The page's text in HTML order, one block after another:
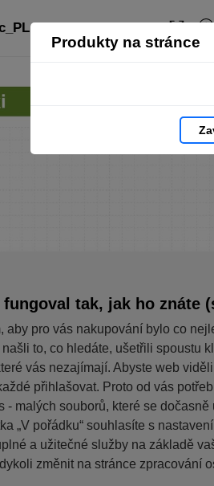
Produkty na stránce
strana 36
fungoval tak, jak ho znáte
aby pro vás nakupování bylo co
to, co hledáte, ušetřili spoustu
vás nezajímají. Abyste web
přihlašovat. Proto od vás
- malých souborů, které se
„V pořádku“ souhlasíte s
a užitečné služby na základě
změnit na stránce zpracování